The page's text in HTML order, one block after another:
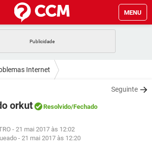
MENU
FACEBOOK
GMAIL
WHATSAPP
GMAIL
WHATSAPP
EXCEL
WHATSAPP
Internet
Seguinte
orkut Resolvido/Fechado
- 21 mai 2017 às 12:02
-21 mai 2017 às 12:20